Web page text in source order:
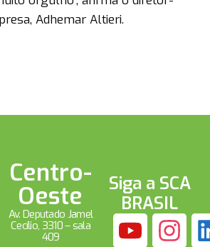
Adhemar Altieri.
Centro-
Oeste
Av. Deputado Jamel
Cecílio, 3310 – sala
409
Siga a SCA
BRASIL